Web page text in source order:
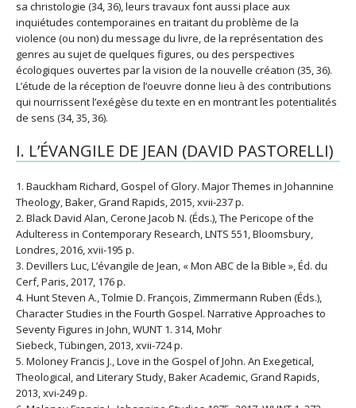
sa christologie (34, 36), leurs travaux font aussi place aux
inquiétudes contemporaines en traitant du problème de la
violence (ou non) du message du livre, de la représentation des
genres au sujet de quelques figures, ou des perspectives
écologiques ouvertes par la vision de la nouvelle création (35, 36).
L’étude de la réception de l’oeuvre donne lieu à des contributions
qui nourrissent l’exégèse du texte en en montrant les potentialités
de sens (34, 35, 36).
I. L’ÉVANGILE DE JEAN (DAVID PASTORELLI)
1. Bauckham Richard, Gospel of Glory. Major Themes in Johannine
Theology, Baker, Grand Rapids, 2015, xvii-237 p.
2. Black David Alan, Cerone Jacob N. (Éds.), The Pericope of the
Adulteress in Contemporary Research, LNTS 551, Bloomsbury,
Londres, 2016, xvii-195 p.
3. Devillers Luc, L’évangile de Jean, « Mon ABC de la Bible », Éd. du
Cerf, Paris, 2017, 176 p.
4. Hunt Steven A., Tolmie D. François, Zimmermann Ruben (Éds.),
Character Studies in the Fourth Gospel. Narrative Approaches to
Seventy Figures in John, WUNT 1. 314, Mohr
Siebeck, Tübingen, 2013, xvii-724 p.
5. Moloney Francis J., Love in the Gospel of John. An Exegetical,
Theological, and Literary Study, Baker Academic, Grand Rapids,
2013, xvi-249 p.